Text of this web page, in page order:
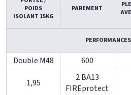
POIDS
ISOLANT 15KG
PAREMENT
Double M48 600
1,95
2 BA13
FIREprotect